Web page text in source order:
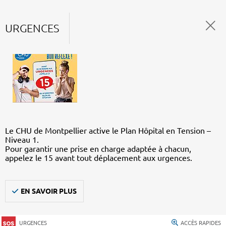
URGENCES
Le CHU de Montpellier active le Plan Hôpital en Tension –
Niveau 1.
Pour garantir une prise en charge adaptée à chacun,
appelez le 15 avant tout déplacement aux urgences.
EN SAVOIR PLUS
URGENCES ACCÈS RAPIDES